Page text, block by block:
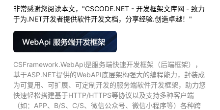
非常感谢您阅读本文，"CSCODE.NET - 开发框架文库网 - 致力
于为.NET开发者提供软件开发文档，分享经验.创造卓越！"
CSFramework.WebApi是服务端快速开发框架（后端框架），
基于ASP.NET提供的WebAPI底层架构强大的编程能力，封装成
为可复用、可扩展、可定制开发的服务端软件开发框架，助力您
快速轻松搭建基于HTTP/HTTPS等协议以及支持多种客户端
（如：APP、B/S、C/S、微信公众号、微信小程序等）各种跨